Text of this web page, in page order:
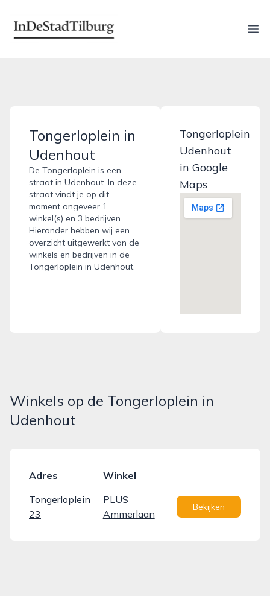
indestadtilburg.nl
Tongerloplein in
Udenhout
De Tongerloplein is een
straat in Udenhout. In deze
straat vindt je op dit
moment ongeveer 1
winkel(s) en 3 bedrijven.
Hieronder hebben wij een
overzicht uitgewerkt van de
winkels en bedrijven in de
Tongerloplein in Udenhout.
Tongerloplein
Udenhout
in Google
Maps
Winkels op de Tongerloplein in
Udenhout
Adres
Winkel
Tongerloplein
23
PLUS
Ammerlaan
Bekijken